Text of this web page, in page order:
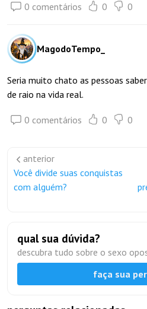
0 comentários 0 0
MagodoTempo_
Seria muito chato as pessoas
de raio na vida real.
0 comentários 0 0
anterior
Você divide suas conquistas
com alguém?
qual sua dúvida?
descubra tudo sobre o sexo
faça sua